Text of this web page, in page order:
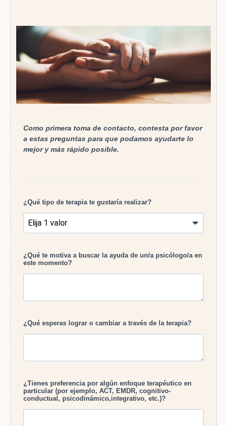
Como primera toma de contacto, contesta por favor
a estas preguntas para que podamos ayudarte lo
mejor y más rápido posible.
¿Qué tipo de terapia te gustaría realizar?
¿Qué te motiva a buscar la ayuda de un/a psicólogo/a en
este momento?
¿Qué esperas lograr o cambiar a través de la terapia?
¿Tienes preferencia por algún enfoque terapéutico en
particular (por ejemplo, ACT, EMDR, cognitivo-
conductual, psicodinámico,integrativo, etc.)?